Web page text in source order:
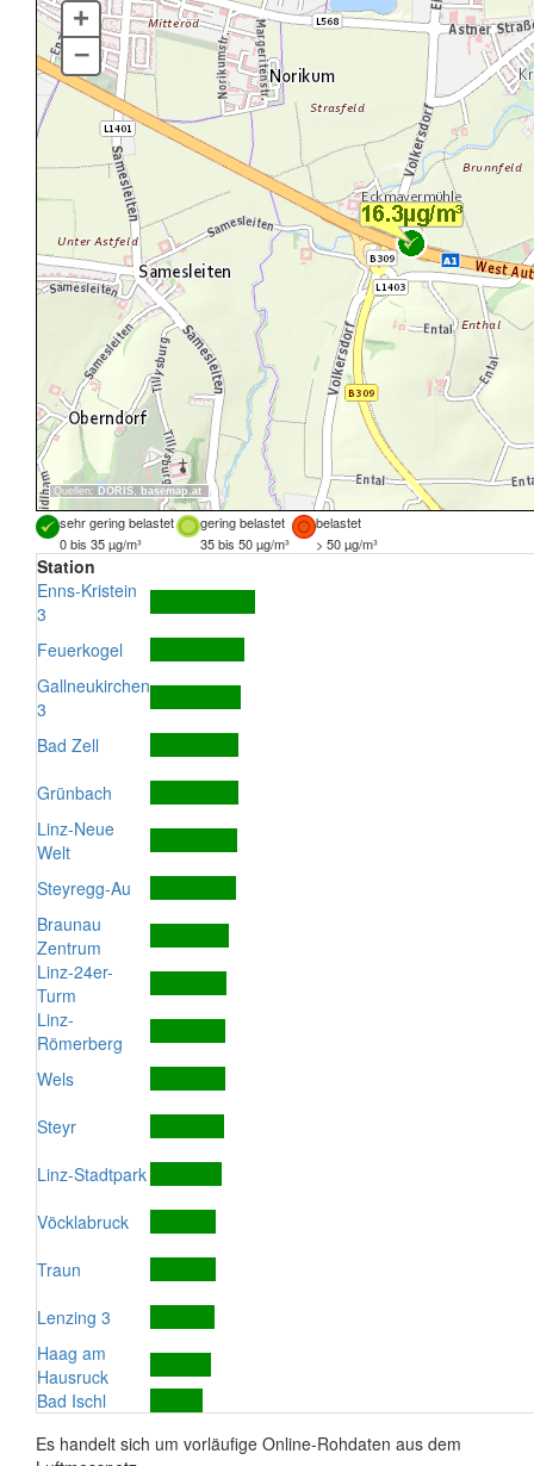
Quellen: DORIS, basemap.at
+
–
sehr gering belastet gering belastet
belastet
0 bis 35 µg/m³
35 bis 50 µg/m³ > 50 µg/m³
Station
Enns-Kristein
3
Feuerkogel
Gallneukirchen
3
Bad Zell
Grünbach
Linz-Neue
Welt
Steyregg-Au
Braunau
Zentrum
Linz-24er-
Turm
Linz-
Römerberg
Wels
Steyr
Linz-Stadtpark
Vöcklabruck
Traun
Lenzing 3
Haag am
Hausruck
Bad Ischl
Es handelt sich um vorläufige Online-Rohdaten aus dem